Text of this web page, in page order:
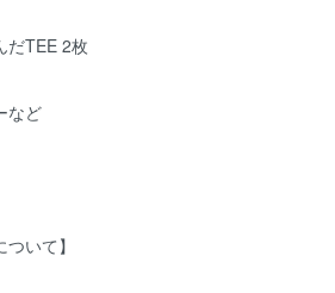
だTEE 2枚
など
いて】